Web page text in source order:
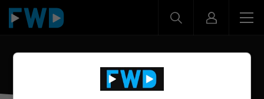
Gato Audio